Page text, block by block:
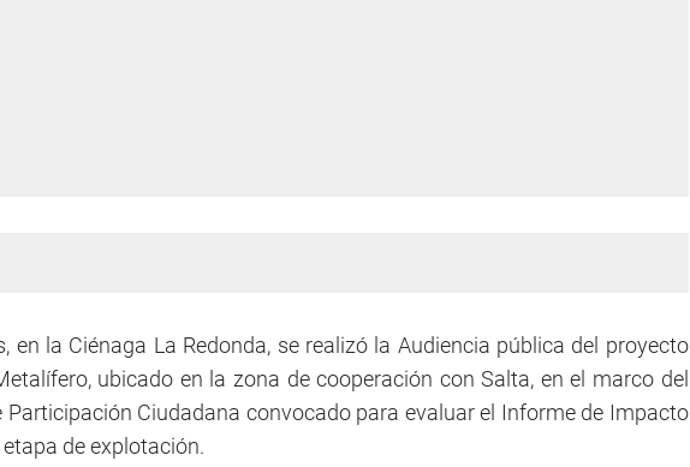
en la Ciénaga La Redonda, se realizó la Audiencia pública del proyecto
ubicado en la zona de cooperación con Salta, en el marco del
Participación Ciudadana convocado para evaluar el Informe de Impacto
de explotación.